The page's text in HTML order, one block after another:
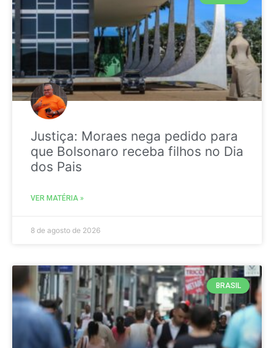
Justiça: Moraes nega pedido para
que Bolsonaro receba filhos no Dia
dos Pais
VER MATÉRIA »
8 de agosto de 2026
BRASIL